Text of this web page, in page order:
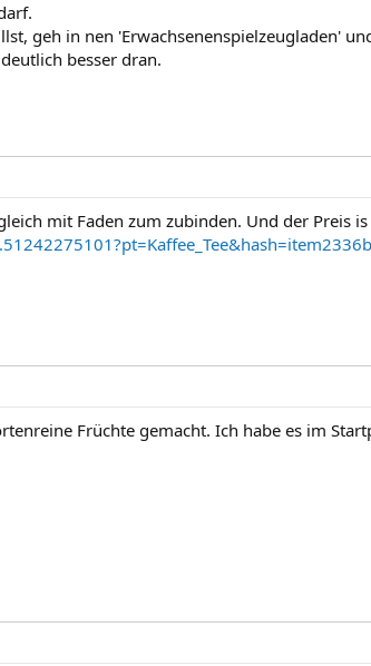
geh in nen 'Erwachsenenspielzeugladen'
besser dran.
mit Faden zum zubinden. Und der Preis
Früchte gemacht. Ich habe es im